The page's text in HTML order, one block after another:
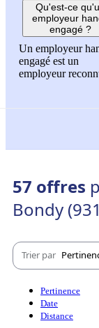
Qu'est-ce
employeur
engagé ?
Un employeur
engagé est un
employeur
57 offres
Bondy
Trier par
Pertinence
Date
Distance